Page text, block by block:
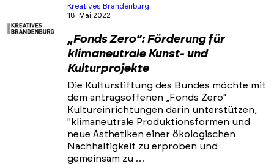
Kreatives Brandenburg
18. Mai 2022
„Fonds Zero“: Förderung für
klimaneutrale Kunst- und
Kulturprojekte
Die Kulturstiftung des Bundes möchte mit
dem antragsoffenen „Fonds Zero“
Kultureinrichtungen darin unterstützen,
"klimaneutrale Produktionsformen und
neue Ästhetiken einer ökologischen
Nachhaltigkeit zu erproben und
gemeinsam zu …